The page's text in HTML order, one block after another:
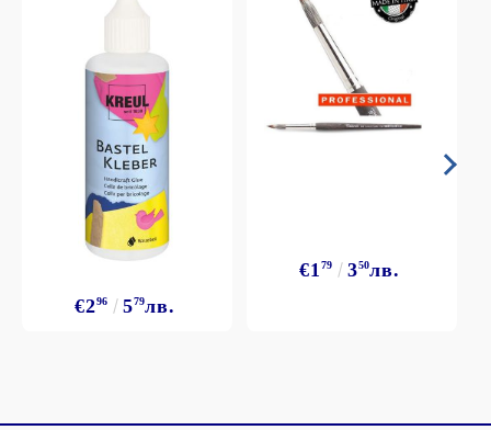
€296 579лв.
€1 79 350лв.